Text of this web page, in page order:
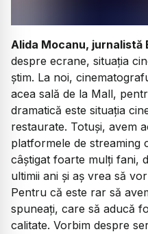
Alida Mocanu, jurnalistă
despre ecrane, situația
știm. La noi,
acea sală de la Mall,
dramatică este situația
restaurate. Totuși, avem
platformele de streaming
câștigat foarte mulți fani,
ultimii ani și aș vrea să
Pentru că este rar să
spuneați, care să aducă
calitate. Vorbim despre